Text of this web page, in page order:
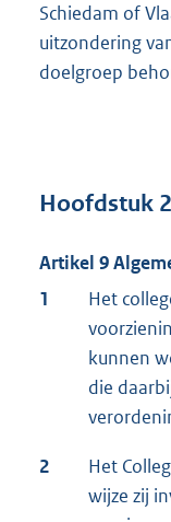
Schiedam of
uitzondering
doelgroep
Hoofdstuk
Artikel 9
1
Het
kunnen
die
2
Het
wijze zij